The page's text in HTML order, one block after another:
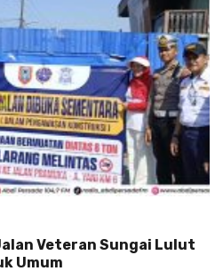
Veteran Sungai Lulut
Umum